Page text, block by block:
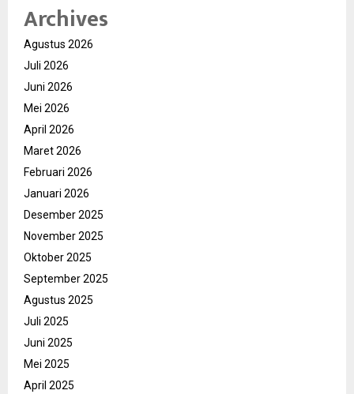
Archives
Agustus 2026
Juli 2026
Juni 2026
Mei 2026
April 2026
Maret 2026
Februari 2026
Januari 2026
Desember 2025
November 2025
Oktober 2025
September 2025
Agustus 2025
Juli 2025
Juni 2025
Mei 2025
April 2025